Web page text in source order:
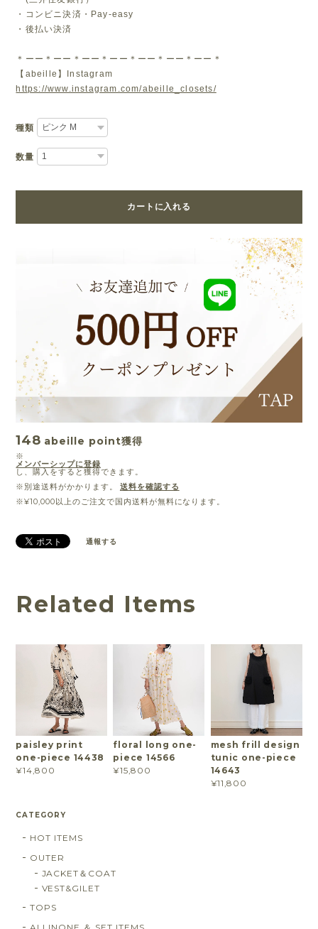
・コンビニ決済・Pay-easy
・後払い決済
＊ーー＊ーー＊ーー＊ーー＊ーー＊ーー＊ーー＊
【abeille】Instagram
https://www.instagram.com/abeille_closets/
種類
数量
カートに入れる
148 abeille point獲得
※
メンバーシップに登録
し、購入をすると獲得できます。
※別途送料がかかります。
送料を確認する
※¥10,000以上のご注文で国内送料が無料になります。
通報する
Related Items
paisley print
one-piece 14438
¥14,800
floral long one-
piece 14566
¥15,800
mesh frill design
tunic one-piece
14643
¥11,800
CATEGORY
HOT ITEMS
OUTER
JACKET＆COAT
VEST&GILET
TOPS